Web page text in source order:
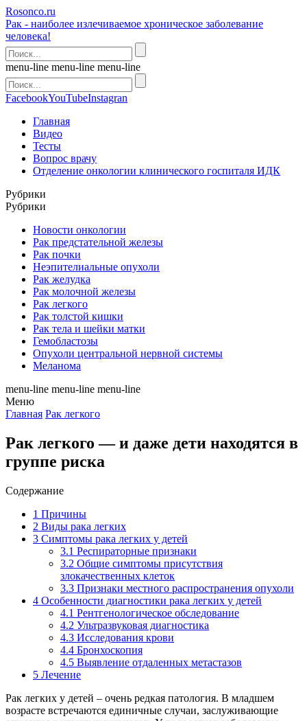
Rosonco.ru
Рак - наиболее излечиваемое хроническое заболевание
человека!
menu-line menu-line menu-line
FacebookYouTubeInstagran
Главная
Видео
Тесты
Вопрос врачу
Отделение онкологии клинического госпиталя ИДК
Рубрики
Рубрики
Новости онкологии
Рак предстательной железы
Рак почки
Неэпителиальные опухоли
Рак желудка
Рак молочной железы
Рак легкого
Рак толстой кишки
Рак тела и шейки матки
Гемобластозы
Опухоли центральной нервной системы
Меланома
menu-line menu-line menu-line
Меню
Главная Рак легкого
Рак легкого — и даже дети находятся в
группе риска
Содержание
1 Причины
2 Виды рака легких
3 Симптомы рака легких у детей
3.1 Респираторные признаки
3.2 Общие симптомы присутствия
злокачественных клеток
3.3 Признаки местного распространения опухоли
4 Особенности диагностики рака легких у детей
4.1 Рентгенологическое обследование
4.2 Ультразвуковая диагностика
4.3 Исследования крови
4.4 Бронхоскопия
4.5 Выявление отдаленных метастазов
5 Лечение
Рак легких у детей – очень редкая патология. В младшем
возрасте встречаются единичные случаи, заслуживающие